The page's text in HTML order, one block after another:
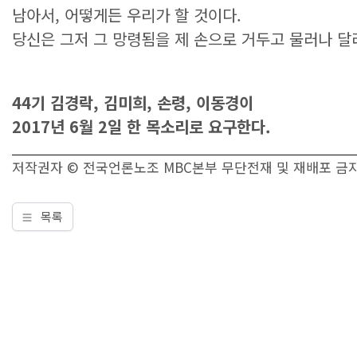
남아서, 어떻게든 우리가 할 것이다.
당신은 그저 그 망령됨을 제 손으로 거두고 물러나 달
44기 김경락, 김미희, 손령, 이동경이
2017년 6월 2일 한 목소리로 요구한다.
저작권자 © 전국언론노조 MBC본부 무단전재 및 재배포 금
목록